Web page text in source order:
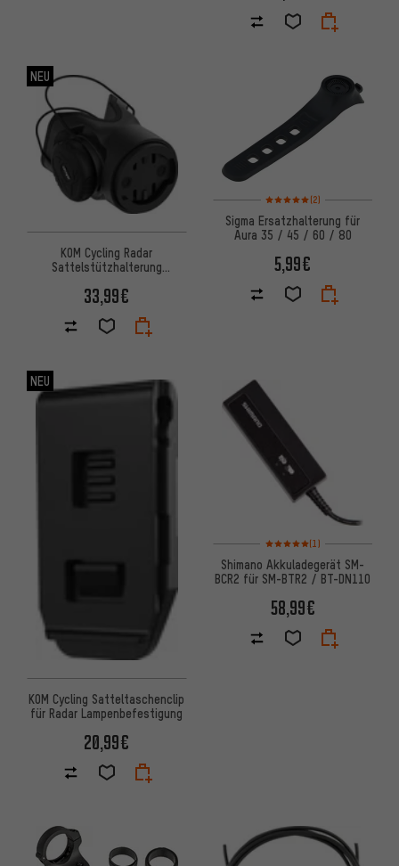
NEU
KOM Cycling Radar
Sattelstützhalterung
33,99€
Bewertungen: 5 von 5
(2)
Sigma Ersatzhalterung für
Aura 35 / 45 / 60 / 80
5,99€
NEU
KOM Cycling Satteltaschenclip
für Radar Lampenbefestigung
20,99€
Bewertungen: 5 von 5
(1)
Shimano Akkuladegerät SM-
BCR2 für SM-BTR2 / BT-DN110
58,99€